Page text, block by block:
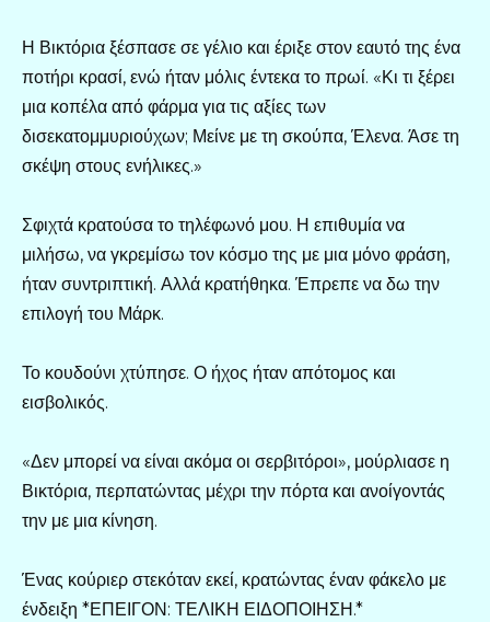
Η Βικτόρια ξέσπασε σε γέλιο και έριξε στον εαυτό της ένα
ποτήρι κρασί, ενώ ήταν μόλις έντεκα το πρωί. «Κι τι ξέρει
μια κοπέλα από φάρμα για τις αξίες των
δισεκατομμυριούχων; Μείνε με τη σκούπα, Έλενα. Άσε τη
σκέψη στους ενήλικες.»
Σφιχτά κρατούσα το τηλέφωνό μου. Η επιθυμία να
μιλήσω, να γκρεμίσω τον κόσμο της με μια μόνο φράση,
ήταν συντριπτική. Αλλά κρατήθηκα. Έπρεπε να δω την
επιλογή του Μάρκ.
Το κουδούνι χτύπησε. Ο ήχος ήταν απότομος και
εισβολικός.
«Δεν μπορεί να είναι ακόμα οι σερβιτόροι», μούρλιασε η
Βικτόρια, περπατώντας μέχρι την πόρτα και ανοίγοντάς
την με μια κίνηση.
Ένας κούριερ στεκόταν εκεί, κρατώντας έναν φάκελο με
ένδειξη *ΕΠΕΙΓΟΝ: ΤΕΛΙΚΗ ΕΙΔΟΠΟΙΗΣΗ.*